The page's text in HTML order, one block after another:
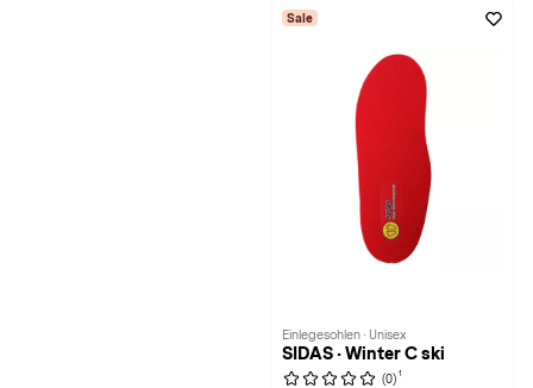
Sale
Einlegesohlen · Unisex
SIDAS · Winter C ski
(0) 1